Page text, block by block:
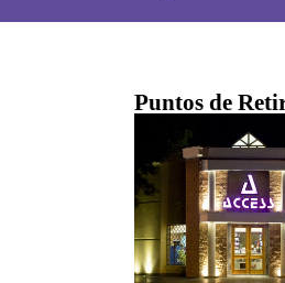
Puntos de